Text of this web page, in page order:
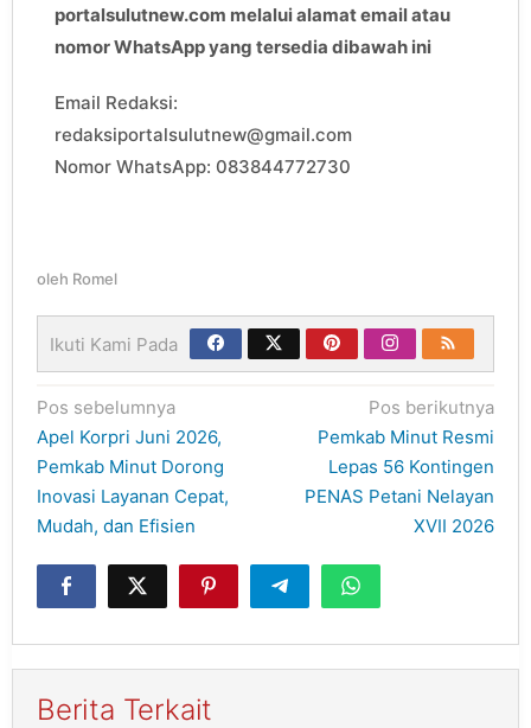
portalsulutnew.com melalui alamat email atau
nomor WhatsApp yang tersedia dibawah ini
Email Redaksi:
redaksiportalsulutnew@gmail.com
Nomor WhatsApp: 083844772730
oleh Romel
Ikuti Kami Pada
Navigasi
pos
Pos sebelumnya
Apel Korpri Juni 2026,
Pemkab Minut Dorong
Inovasi Layanan Cepat,
Mudah, dan Efisien
Pos berikutnya
Pemkab Minut Resmi
Lepas 56 Kontingen
PENAS Petani Nelayan
XVII 2026
Berita Terkait